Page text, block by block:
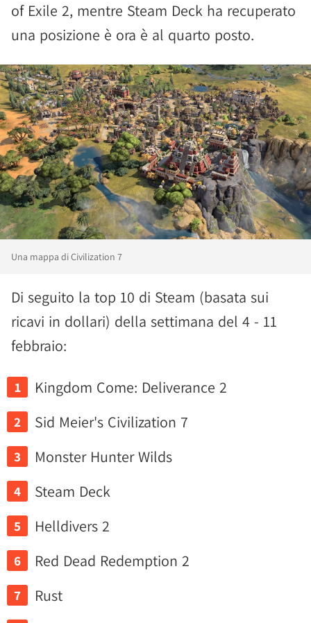
of Exile 2, mentre Steam Deck ha recuperato
una posizione è ora è al quarto posto.
Una mappa di Civilization 7
Di seguito la top 10 di Steam (basata sui
ricavi in dollari) della settimana del 4 - 11
febbraio:
Kingdom Come: Deliverance 2
Sid Meier's Civilization 7
Monster Hunter Wilds
Steam Deck
Helldivers 2
Red Dead Redemption 2
Rust